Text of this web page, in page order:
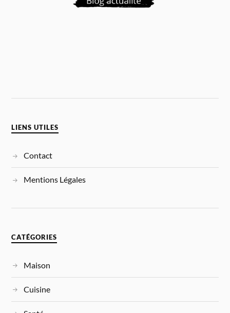
LIENS UTILES
Contact
Mentions Légales
CATÉGORIES
Maison
Cuisine